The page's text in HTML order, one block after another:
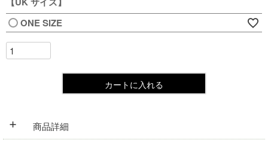
ONE SIZE
カートに入れる
+ 商品詳細